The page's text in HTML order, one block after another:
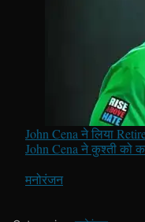
John Cena ने लिया
John Cena ने कुश्ती को
In relation to
मनोरंजन